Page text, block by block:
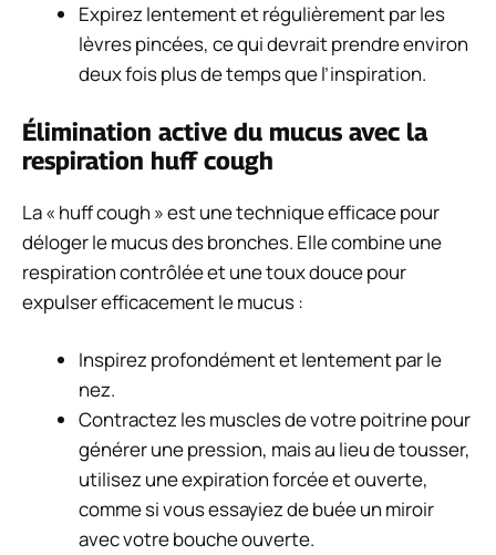
Expirez lentement et régulièrement par les
lèvres pincées, ce qui devrait prendre environ
deux fois plus de temps que l’inspiration.
Élimination active du mucus avec la
respiration huff cough
La « huff cough » est une technique efficace pour
déloger le mucus des bronches. Elle combine une
respiration contrôlée et une toux douce pour
expulser efficacement le mucus :
Inspirez profondément et lentement par le
nez.
Contractez les muscles de votre poitrine pour
générer une pression, mais au lieu de tousser,
utilisez une expiration forcée et ouverte,
comme si vous essayiez de buée un miroir
avec votre bouche ouverte.